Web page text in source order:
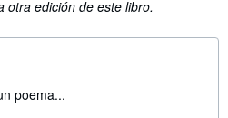
otra edición de este libro.
poema...